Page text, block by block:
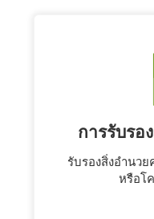
การรับรอ
รับรองสิ่งอำนว
หรือโ